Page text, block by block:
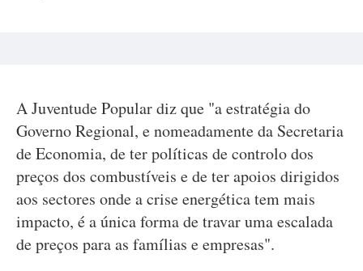
A Juventude Popular diz que "a estratégia do
Governo Regional, e nomeadamente da Secretaria
de Economia, de ter políticas de controlo dos
preços dos combustíveis e de ter apoios dirigidos
aos sectores onde a crise energética tem mais
impacto, é a única forma de travar uma escalada
de preços para as famílias e empresas".